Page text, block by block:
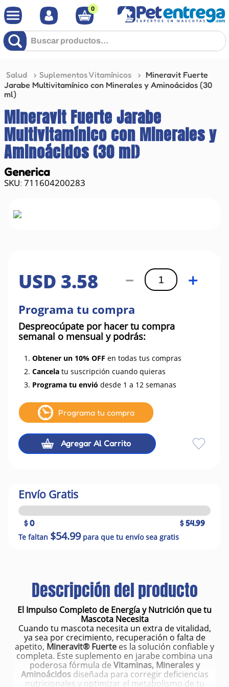
0
Buscar productos...
Salud Suplementos Vitamínicos
Mineravit Fuerte
Jarabe Multivitamínico con Minerales y Aminoácidos (30
ml)
Mineravit Fuerte Jarabe
Multivitamínico con Minerales y
Aminoácidos (30 ml)
Generica
: 711604200283
USD 3.58 ＋
－
Programa tu compra
Despreocúpate por hacer tu compra
semanal o mensual y podrás:
1. Obtener un 10% OFF en todas tus compras
2. Cancela tu suscripción cuando quieras
3. Programa tu envió desde 1 a 12 semanas
Programa tu compra
Agregar Al Carrito
Envío Gratis
$ 0 $ 54.99
Te faltan $54.99para que tu envío sea gratis
Descripción del producto
El Impulso Completo de Energía y Nutrición que tu
Mascota Necesita
Cuando tu mascota necesita un extra de vitalidad,
ya sea por crecimiento, recuperación o falta de
apetito, Mineravit® Fuerte es la solución confiable y
completa. Este suplemento en jarabe combina una
poderosa fórmula de Vitaminas, Minerales y
Aminoácidosdiseñada para corregir deficiencias
nutricionales y optimizar el metabolismo de tu